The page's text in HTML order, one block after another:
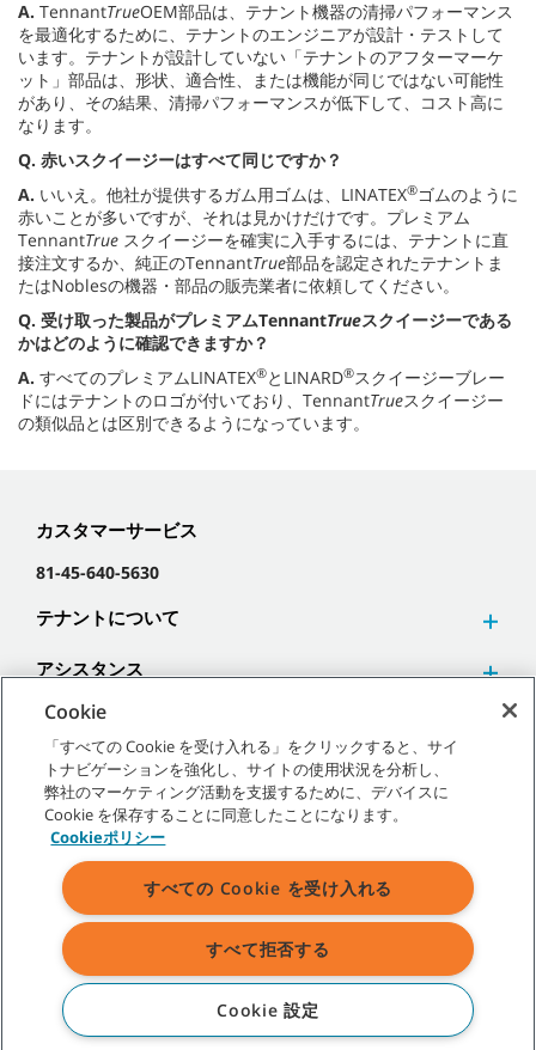
A. TennantTrueOEM部品は、テナント機器の清掃パフォーマンス
を最適化するために、テナントのエンジニアが設計・テストして
います。テナントが設計していない「テナントのアフターマーケ
ット」部品は、形状、適合性、または機能が同じではない可能性
があり、その結果、清掃パフォーマンスが低下して、コスト高に
なります。
Q. 赤いスクイージーはすべて同じですか？
A. いいえ。他社が提供するガム用ゴムは、LINATEX®ゴムのように
赤いことが多いですが、それは見かけだけです。プレミアム
TennantTrue スクイージーを確実に入手するには、テナントに直
接注文するか、純正のTennantTrue部品を認定されたテナントま
たはNoblesの機器・部品の販売業者に依頼してください。
Q. 受け取った製品がプレミアムTennantTrueスクイージーである
かはどのように確認できますか？
A. すべてのプレミアムLINATEX®とLINARD®スクイージーブレー
ドにはテナントのロゴが付いており、TennantTrueスクイージー
の類似品とは区別できるようになっています。
カスタマーサービス
81-45-640-5630
テナントについて
アシスタンス
©2026テナントカンパニー 無断複写･転載を禁じます。
サイトマップ|一般ポリシー|利用規約|販売条件
表示されている弊社商標およびロゴに関するすべての権利はテナント
カンパニーあるいはその関連会社、子会社に帰属します。
Cookie
「すべての Cookie を受け入れる」をクリックすると、サイ
トナビゲーションを強化し、サイトの使用状況を分析し、
弊社のマーケティング活動を支援するために、デバイスに
Cookie を保存することに同意したことになります。
Cookieポリシー
すべての Cookie を受け入れる
すべて拒否する
Cookie 設定